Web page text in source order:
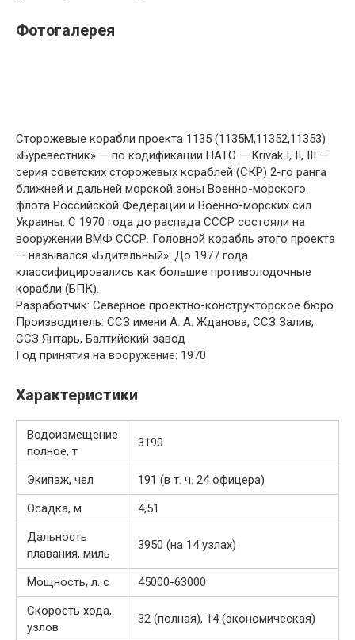
Фотогалерея
Сторожевые корабли проекта 1135 (1135М,11352,11353)
«Буревестник» — по кодификации НАТО — Krivak I, II, III —
серия советских сторожевых кораблей (СКР) 2-го ранга
ближней и дальней морской зоны Военно-морского
флота Российской Федерации и Военно-морских сил
Украины. С 1970 года до распада СССР состояли на
вооружении ВМФ СССР. Головной корабль этого проекта
— назывался «Бдительный». До 1977 года
классифицировались как большие противолодочные
корабли (БПК).
Разработчик: Северное проектно-конструкторское бюро
Производитель: ССЗ имени А. А. Жданова, ССЗ Залив,
ССЗ Янтарь, Балтийский завод
Год принятия на вооружение: 1970
Характеристики
Водоизмещение
полное, т
3190
Экипаж, чел
191 (в т. ч. 24 офицера)
Осадка, м
4,51
Дальность
плавания, миль
3950 (на 14 узлах)
Мощность, л. с
45000-63000
Скорость хода,
узлов
32 (полная), 14 (экономическая)